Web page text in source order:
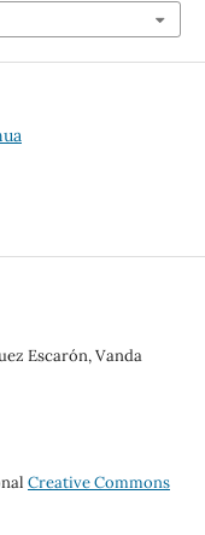
Escarón, Vanda
Creative Commons